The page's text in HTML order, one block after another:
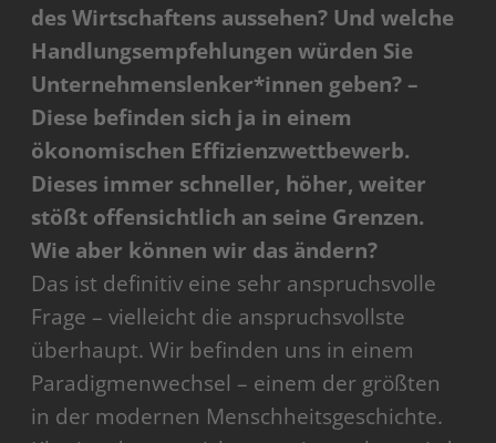
des Wirtschaftens aussehen? Und welche
Handlungsempfehlungen würden Sie
Unternehmenslenker*innen geben? –
Diese befinden sich ja in einem
ökonomischen Effizienzwettbewerb.
Dieses immer schneller, höher, weiter
stößt offensichtlich an seine Grenzen.
Wie aber können wir das ändern?
Das ist definitiv eine sehr anspruchsvolle
Frage – vielleicht die anspruchsvollste
überhaupt. Wir befinden uns in einem
Paradigmenwechsel – einem der größten
in der modernen Menschheitsgeschichte.